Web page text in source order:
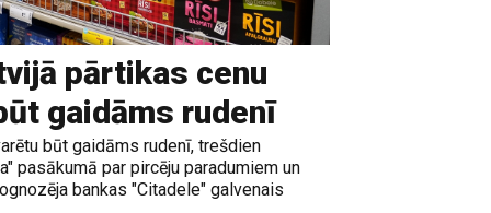
pārtikas cenu
gaidāms rudenī
būt gaidāms rudenī, trešdien
pasākumā par pircēju paradumiem un
bankas "Citadele" galvenais